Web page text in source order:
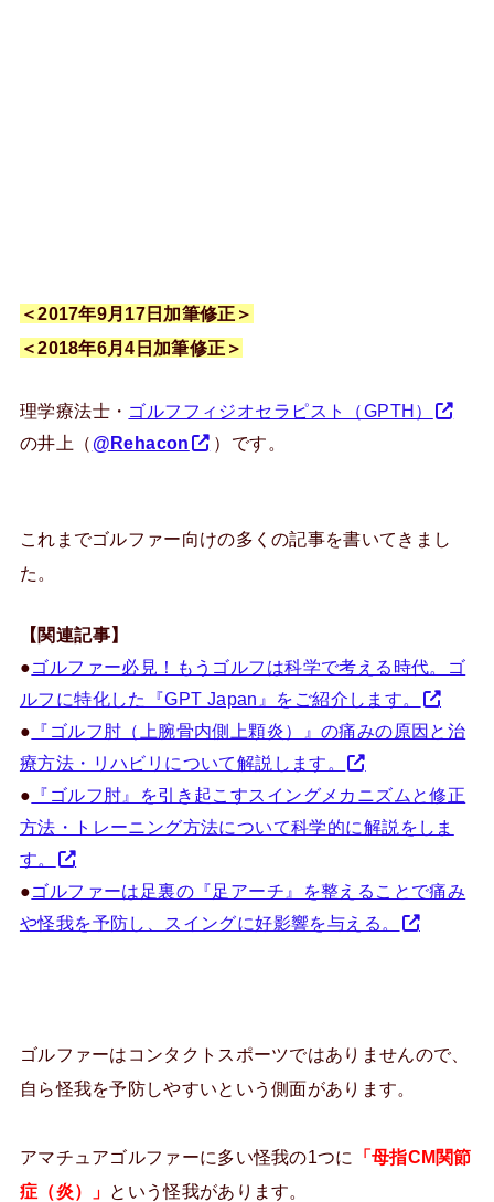
＜2017年9月17日加筆修正＞
＜2018年6月4日加筆修正＞
理学療法士・ ゴルフフィジオセラピスト（GPTH）
の井上（ @Rehacon ）です。
これまでゴルファー向けの多くの記事を書いてきまし
た。
【関連記事】
●ゴルファー必見！もうゴルフは科学で考える時代。ゴ
ルフに特化した『GPT Japan』をご紹介します。
● 『ゴルフ肘（上腕骨内側上顆炎）』の痛みの原因と治
療方法・リハビリについて解説します。
● 『ゴルフ肘』を引き起こすスイングメカニズムと修正
方法・トレーニング方法について科学的に解説をしま
す。
●ゴルファーは足裏の『足アーチ』を整えることで痛み
や怪我を予防し、スイングに好影響を与える。
ゴルファーはコンタクトスポーツではありませんので、
自ら怪我を予防しやすいという側面があります。
アマチュアゴルファーに多い怪我の1つに
「母指CM関節
症（炎）」 という怪我があります。